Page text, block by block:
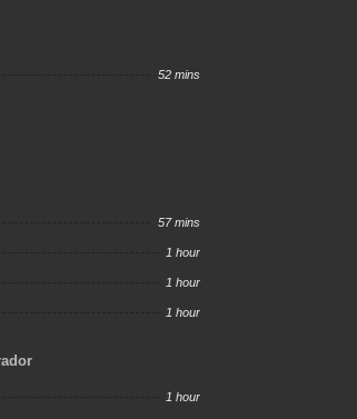
52 mins
57 mins
1 hour
1 hour
1 hour
1 hour